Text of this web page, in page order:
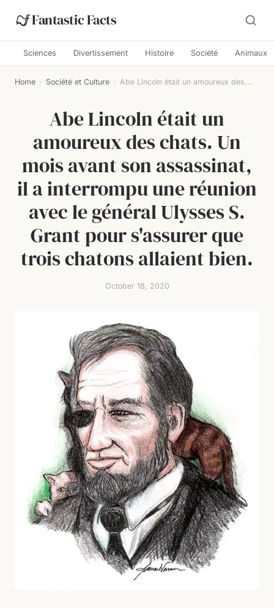
Fantastic Facts
Sciences Divertissement Histoire Société Animaux
Home › Société et Culture › Abe Lincoln était un amoureux des...
Abe Lincoln était un
amoureux des chats. Un
mois avant son assassinat,
il a interrompu une réunion
avec le général Ulysses S.
Grant pour s'assurer que
trois chatons allaient bien.
October 18, 2020